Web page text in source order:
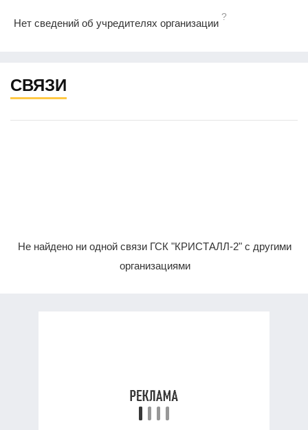
Нет сведений об учредителях организации
?
СВЯЗИ
Не найдено ни одной связи ГСК "КРИСТАЛЛ-2" с другими
организациями